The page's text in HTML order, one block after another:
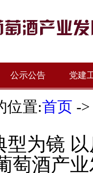
公示公告 党建
位置:首页 ->
型为镜
萄酒产